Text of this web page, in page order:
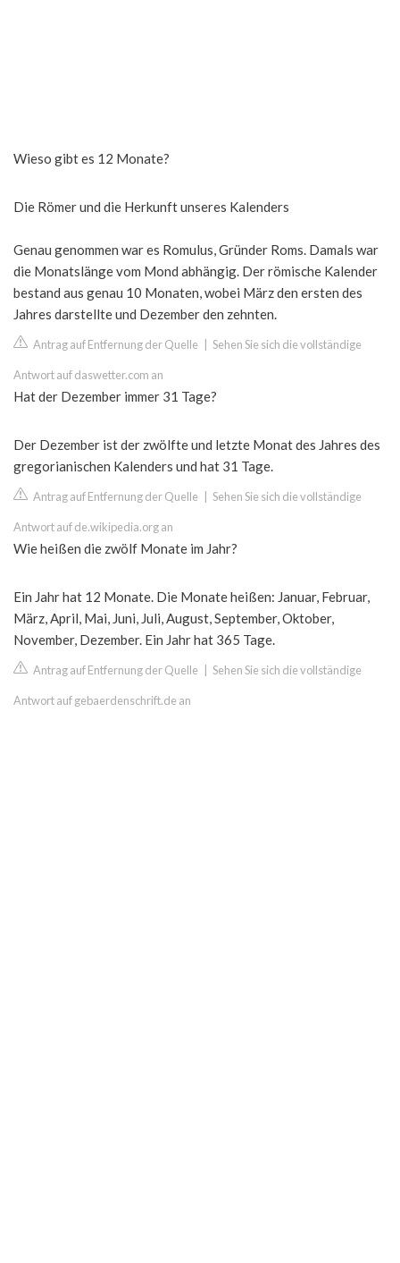
Wieso gibt es 12 Monate?
Die Römer und die Herkunft unseres Kalenders
Genau genommen war es Romulus, Gründer Roms. Damals war
die Monatslänge vom Mond abhängig. Der römische Kalender
bestand aus genau 10 Monaten, wobei März den ersten des
Jahres darstellte und Dezember den zehnten.
Antrag auf Entfernung der Quelle Sehen Sie sich die vollständige
Antwort auf daswetter.com an
Hat der Dezember immer 31 Tage?
Der Dezember ist der zwölfte und letzte Monat des Jahres des
gregorianischen Kalenders und hat 31 Tage.
Antrag auf Entfernung der Quelle Sehen Sie sich die vollständige
Antwort auf de.wikipedia.org an
Wie heißen die zwölf Monate im Jahr?
Ein Jahr hat 12 Monate. Die Monate heißen: Januar, Februar,
März, April, Mai, Juni, Juli, August, September, Oktober,
November, Dezember. Ein Jahr hat 365 Tage.
Antrag auf Entfernung der Quelle Sehen Sie sich die vollständige
Antwort auf gebaerdenschrift.de an